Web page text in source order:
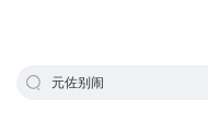
元佐别闹